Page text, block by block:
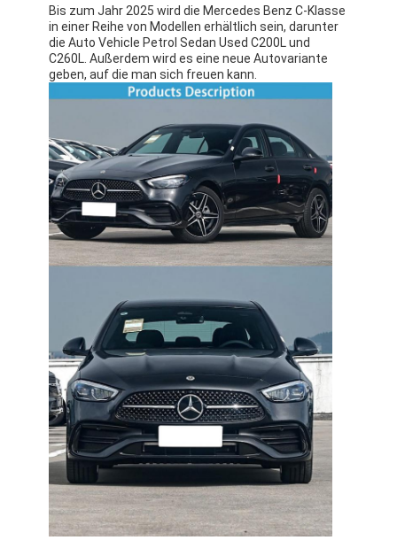
Bis zum Jahr 2025 wird die Mercedes Benz C-Klasse
in einer Reihe von Modellen erhältlich sein, darunter
die Auto Vehicle Petrol Sedan Used C200L und
C260L. Außerdem wird es eine neue Autovariante
geben, auf die man sich freuen kann.